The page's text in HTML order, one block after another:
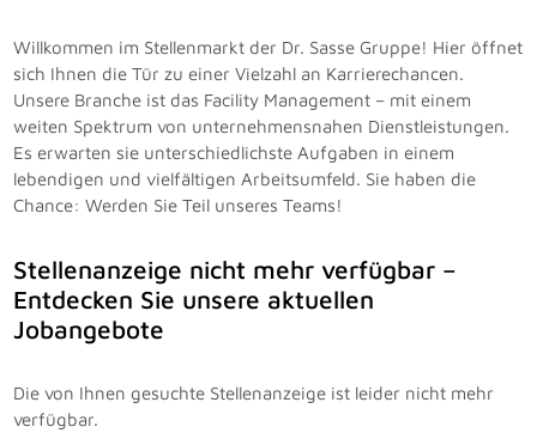
Willkommen im Stellenmarkt der Dr. Sasse Gruppe! Hier öffnet
sich Ihnen die Tür zu einer Vielzahl an Karrierechancen.
Unsere Branche ist das Facility Management – mit einem
weiten Spektrum von unternehmensnahen Dienstleistungen.
Es erwarten sie unterschiedlichste Aufgaben in einem
lebendigen und vielfältigen Arbeitsumfeld. Sie haben die
Chance: Werden Sie Teil unseres Teams!
Stellenanzeige nicht mehr verfügbar –
Entdecken Sie unsere aktuellen
Jobangebote
Die von Ihnen gesuchte Stellenanzeige ist leider nicht mehr
verfügbar.